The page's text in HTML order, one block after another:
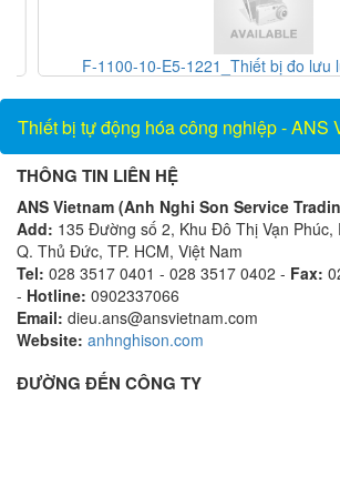
F-1100-10-E5-1221_Thiết bị đo lưu
Thiết bị tự động hóa công nghiệp - ANS
THÔNG TIN LIÊN HỆ
ANS Vietnam (Anh Nghi Son Service
Add: 135 Đường số 2, Khu Đô Thị Vạn Phúc,
Q. Thủ Đức, TP. HCM, Việt Nam
Tel: 028 3517 0401 - 028 3517 0402 - Fax:
- Hotline: 0902337066
Email: dieu.ans@ansvietnam.com
Website: anhnghison.com
ĐƯỜNG ĐẾN CÔNG TY